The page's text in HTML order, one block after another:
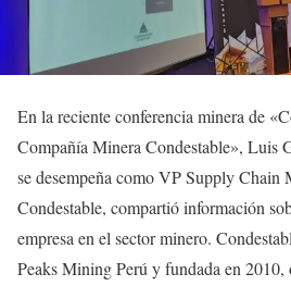
En la reciente conferencia minera de
Compañía Minera Condestable», Luis
se desempeña como VP Supply Chain
Condestable, compartió información
empresa en el sector minero.
Peaks Mining Perú y fundada en 2010,